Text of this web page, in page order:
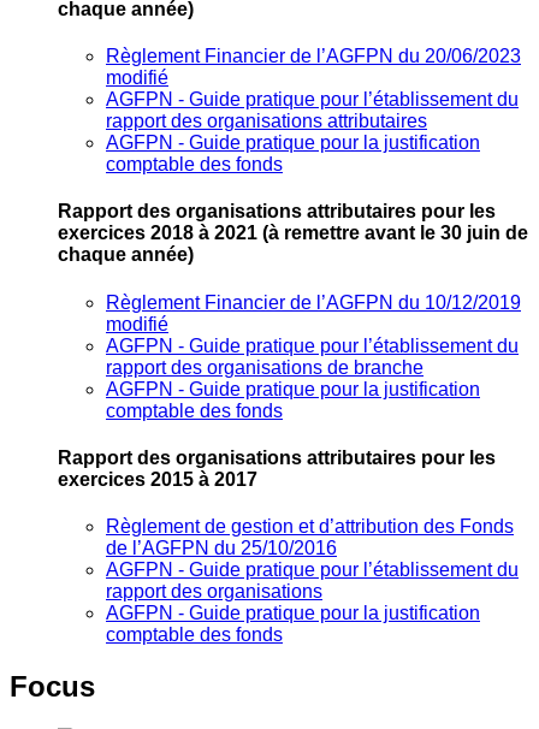
chaque année)
Règlement Financier de l’AGFPN du 20/06/2023
modifié
AGFPN ‐ Guide pratique pour l’établissement du
rapport des organisations attributaires
AGFPN ‐ Guide pratique pour la justification
comptable des fonds
Rapport des organisations attributaires pour les
exercices 2018 à 2021 (à remettre avant le 30 juin de
chaque année)
Règlement Financier de l’AGFPN du 10/12/2019
modifié
AGFPN ‐ Guide pratique pour l’établissement du
rapport des organisations de branche
AGFPN ‐ Guide pratique pour la justification
comptable des fonds
Rapport des organisations attributaires pour les
exercices 2015 à 2017
Règlement de gestion et d’attribution des Fonds
de l’AGFPN du 25/10/2016
AGFPN ‐ Guide pratique pour l’établissement du
rapport des organisations
AGFPN ‐ Guide pratique pour la justification
comptable des fonds
Focus